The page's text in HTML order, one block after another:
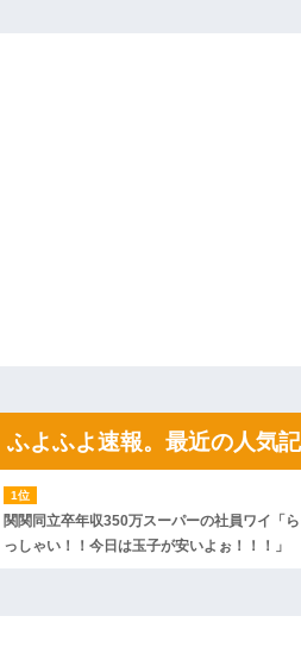
劇場版映画ちいかわTHE MOVIE、
【悲報】同性愛者女さん「女と付き
【復讐】 絶対に「植えてはいけな
トメ「この子は義実家の顔じゃない
「DNA鑑定します？」義妹旦那「も
姉「下着に違和感がある！イタズラ
が寝ている間にイタズラしたと勘違い
ハードオフに売っていた4万4000円
私「ちょっと、人の家の金庫触らな
んだ！降りてこいよ！」と怒鳴りだし...
【衝撃】報酬100万円超の治験募集
【愕然】白のクラウン俺氏、高速道
wwwwwwwwwwww
百年の恋12-899 食べた量を張り合っ
ふよふよ速報。最近の人気
関関同立卒年収350万スーパーの社員ワイ「
っしゃい！！今日は玉子が安いよぉ！！！」